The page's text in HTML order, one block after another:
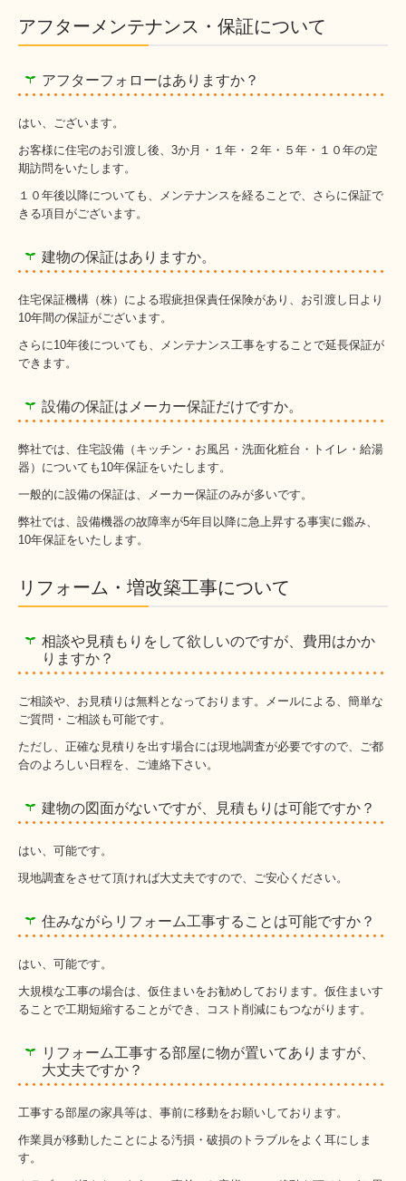
アフターメンテナンス・保証について
アフターフォローはありますか？
はい、ございます。
お客様に住宅のお引渡し後、3か月・１年・２年・５年・１０年の定
期訪問をいたします。
１０年後以降についても、メンテナンスを経ることで、さらに保証で
きる項目がございます。
建物の保証はありますか。
住宅保証機構（株）による瑕疵担保責任保険があり、お引渡し日より
10年間の保証がございます。
さらに10年後についても、メンテナンス工事をすることで延長保証が
できます。
設備の保証はメーカー保証だけですか。
弊社では、住宅設備（キッチン・お風呂・洗面化粧台・トイレ・給湯
器）についても10年保証をいたします。
一般的に設備の保証は、メーカー保証のみが多いです。
弊社では、設備機器の故障率が5年目以降に急上昇する事実に鑑み、
10年保証をいたします。
リフォーム・増改築工事について
相談や見積もりをして欲しいのですが、費用はかか
りますか？
ご相談や、お見積りは無料となっております。メールによる、簡単な
ご質問・ご相談も可能です。
ただし、正確な見積りを出す場合には現地調査が必要ですので、ご都
合のよろしい日程を、ご連絡下さい。
建物の図面がないですが、見積もりは可能ですか？
はい、可能です。
現地調査をさせて頂ければ大丈夫ですので、ご安心ください。
住みながらリフォーム工事することは可能ですか？
はい、可能です。
大規模な工事の場合は、仮住まいをお勧めしております。仮住まいす
ることで工期短縮することができ、コスト削減にもつながります。
リフォーム工事する部屋に物が置いてありますが、
大丈夫ですか？
工事する部屋の家具等は、事前に移動をお願いしております。
作業員が移動したことによる汚損・破損のトラブルをよく耳にしま
す。